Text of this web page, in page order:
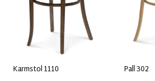
Karmstol 1110 Pall 302